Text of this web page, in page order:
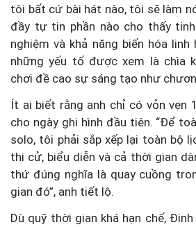
tôi bất cứ bài hát nào, tôi sẽ làm
đầy tự tin phần nào cho thấy
nghiệm và khả năng biến hóa
những yếu tố được xem là chìa
chơi đề cao sự sáng tạo như
Ít ai biết rằng anh chỉ có vỏn vẹn
cho ngày ghi hình đầu tiên. “Để
solo, tôi phải sắp xếp lại toàn bộ
thi cử, biểu diễn và cả thời gian
thứ đúng nghĩa là quay cuồng
gian đó”, anh tiết lộ.
Dù quỹ thời gian khá hạn chế,